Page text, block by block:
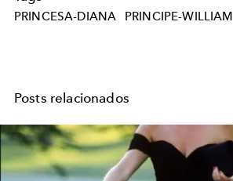
PRINCESA-DIANA PRINCIPE-WILLIAM
Posts relacionados